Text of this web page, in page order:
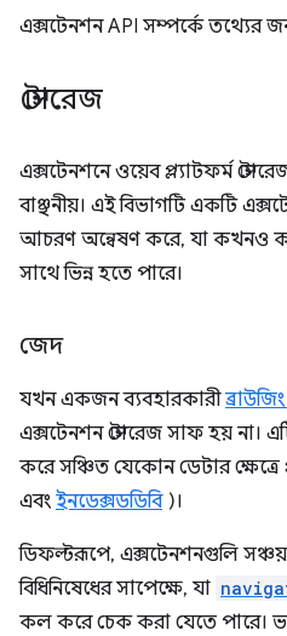
এক্সটেনশন API সম্পর্কে তথ্যের
স্টোরেজ
এক্সটেনশনে ওয়েব প্ল্যাটফর্ম
বাঞ্ছনীয়। এই বিভাগটি একটি
আচরণ অন্বেষণ করে, যা কখনও
সাথে ভিন্ন হতে পারে।
জেদ
যখন একজন ব্যবহারকারী
এক্সটেনশন স্টোরেজ সাফ হয় না।
করে সঞ্চিত যেকোন ডেটার
এবং ইনডেক্সডডিবি)।
ডিফল্টরূপে, এক্সটেনশনগুলি
বিধিনিষেধের সাপেক্ষে, যা
কল করে চেক করা যেতে পারে।